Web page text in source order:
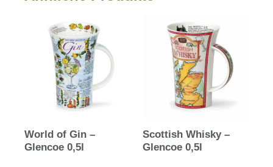
World of Gin –
Glencoe 0,5l
Scottish Whisky –
Glencoe 0,5l